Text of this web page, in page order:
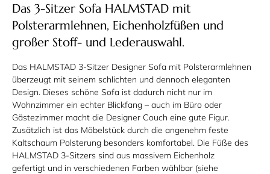
Das 3-Sitzer Sofa HALMSTAD mit
Polsterarmlehnen, Eichenholzfüßen und
großer Stoff- und Lederauswahl.
Das HALMSTAD 3-Sitzer Designer Sofa mit Polsterarmlehnen
überzeugt mit seinem schlichten und dennoch eleganten
Design. Dieses schöne Sofa ist dadurch nicht nur im
Wohnzimmer ein echter Blickfang – auch im Büro oder
Gästezimmer macht die Designer Couch eine gute Figur.
Zusätzlich ist das Möbelstück durch die angenehm feste
Kaltschaum Polsterung besonders komfortabel. Die Füße des
HALMSTAD 3-Sitzers sind aus massivem Eichenholz
gefertigt und in verschiedenen Farben wählbar (siehe